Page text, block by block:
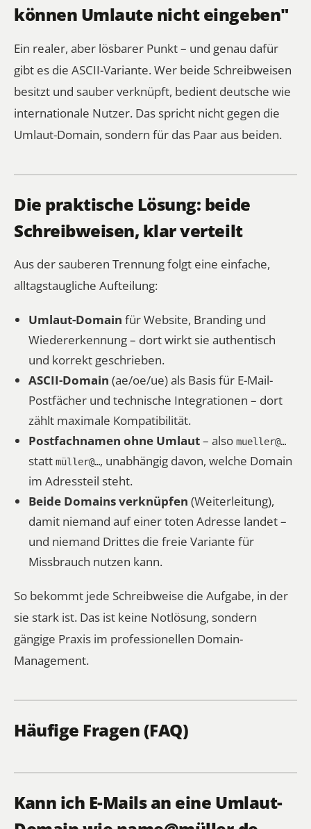
können Umlaute nicht eingeben"
Ein realer, aber lösbarer Punkt – und genau dafür
gibt es die ASCII-Variante. Wer beide Schreibweisen
besitzt und sauber verknüpft, bedient deutsche wie
internationale Nutzer. Das spricht nicht gegen die
Umlaut-Domain, sondern für das Paar aus beiden.
Die praktische Lösung: beide
Schreibweisen, klar verteilt
Aus der sauberen Trennung folgt eine einfache,
alltagstaugliche Aufteilung:
Umlaut-Domain für Website, Branding und
Wiedererkennung – dort wirkt sie authentisch
und korrekt geschrieben.
ASCII-Domain (ae/oe/ue) als Basis für E-Mail-
Postfächer und technische Integrationen – dort
zählt maximale Kompatibilität.
Postfachnamen ohne Umlaut– also mueller@…
statt müller@…, unabhängig davon, welche Domain
im Adressteil steht.
Beide Domains verknüpfen (Weiterleitung),
damit niemand auf einer toten Adresse landet –
und niemand Drittes die freie Variante für
Missbrauch nutzen kann.
So bekommt jede Schreibweise die Aufgabe, in der
sie stark ist. Das ist keine Notlösung, sondern
gängige Praxis im professionellen Domain-
Management.
Häufige Fragen (FAQ)
Kann ich E-Mails an eine Umlaut-